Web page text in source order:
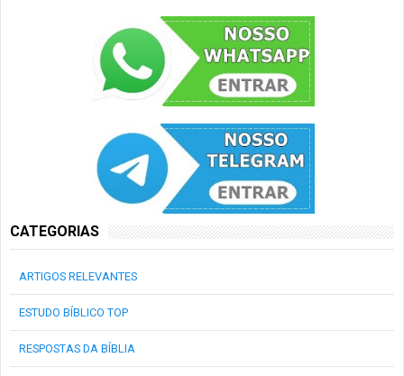
CATEGORIAS
ARTIGOS RELEVANTES
ESTUDO BÍBLICO TOP
RESPOSTAS DA BÍBLIA